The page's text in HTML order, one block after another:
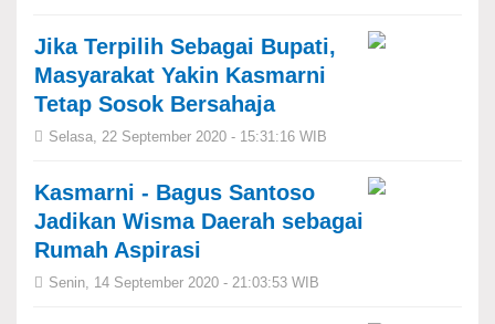
Jika Terpilih Sebagai Bupati,
Masyarakat Yakin Kasmarni
Tetap Sosok Bersahaja
Selasa, 22 September 2020 - 15:31:16 WIB
Kasmarni - Bagus Santoso
Jadikan Wisma Daerah sebagai
Rumah Aspirasi
Senin, 14 September 2020 - 21:03:53 WIB